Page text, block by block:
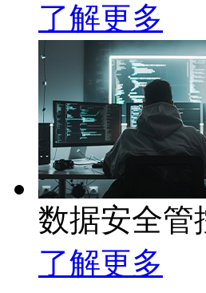
了解更多
数据安全管
了解更多